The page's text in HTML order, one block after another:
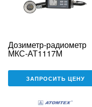
Дозиметр-радиометр
МКС-АТ1117М
ЗАПРОСИТЬ ЦЕНУ